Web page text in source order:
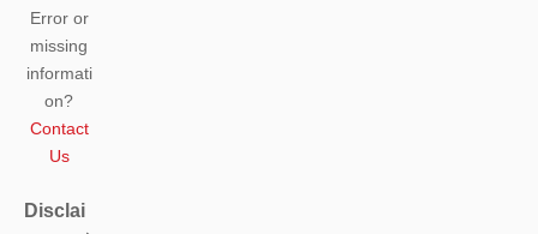
Error or
missing
informati
on?
Contact
Us
Disclai